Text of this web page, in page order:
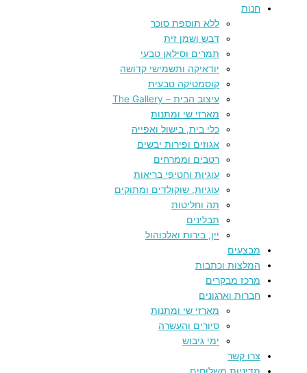
חנות
ללא תוספת סוכר
דבש ושמן זית
תמרים וסילאן טבעי
יודאיקה ותשמישי קדושה
קוסמטיקה טבעית
עיצוב הבית – The Gallery
מארזי שי ומתנות
כלי בית, בישול ואפייה
אגוזים ופירות יבשים
רטבים וממרחים
עוגיות וחטיפי בריאות
עוגיות, שוקולדים ומתוקים
תה וחליטות
תבלינים
יין, בירות ואלכוהול
מבצעים
המלצות וכתבות
מרכז מבקרים
חברות וארגונים
מארזי שי ומתנות
סיורים והעשרה
ימי גיבוש
צרו קשר